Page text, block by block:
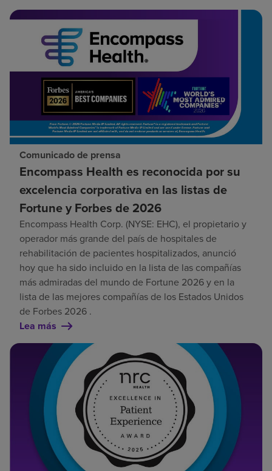
Comunicado de prensa
Encompass Health es reconocida por su
excelencia corporativa en las listas de
Fortune y Forbes de 2026
Encompass Health Corp. (NYSE: EHC), el propietario y
operador más grande del país de hospitales de
rehabilitación de pacientes hospitalizados, anunció
hoy que ha sido incluido en la lista de las compañías
más admiradas del mundo de Fortune 2026 y en la
lista de las mejores compañías de los Estados Unidos
de Forbes 2026 .
Lea más